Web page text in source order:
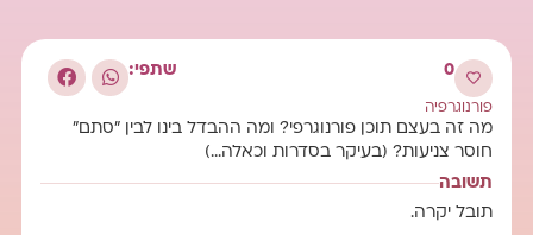
0 שתפי:
פורנוגרפיה
מה זה בעצם תוכן פורנוגרפי? ומה ההבדל בינו לבין "סתם"
חוסר צניעות? (בעיקר בסדרות וכאלה…)
תשובה
תובל יקרה.